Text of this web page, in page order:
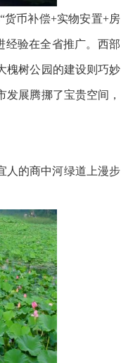
货币补偿+实物安置+房
经验在全省推广。西部
槐树公园的建设则巧妙
展腾挪了宝贵空间，
人的商中河绿道上漫步